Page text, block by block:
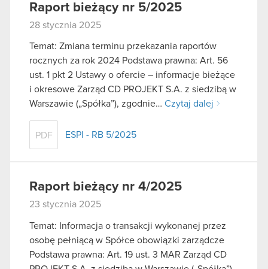
Raport bieżący nr 5/2025
28 stycznia 2025
Temat: Zmiana terminu przekazania raportów
rocznych za rok 2024 Podstawa prawna: Art. 56
ust. 1 pkt 2 Ustawy o ofercie – informacje bieżące
i okresowe Zarząd CD PROJEKT S.A. z siedzibą w
Warszawie („Spółka”), zgodnie… Czytaj dalej
PDF ESPI - RB 5/2025
Raport bieżący nr 4/2025
23 stycznia 2025
Temat: Informacja o transakcji wykonanej przez
osobę pełniącą w Spółce obowiązki zarządcze
Podstawa prawna: Art. 19 ust. 3 MAR Zarząd CD